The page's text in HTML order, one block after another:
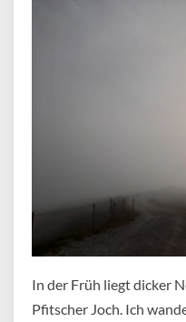
In der Früh liegt dicker
Pfitscher Joch. Ich